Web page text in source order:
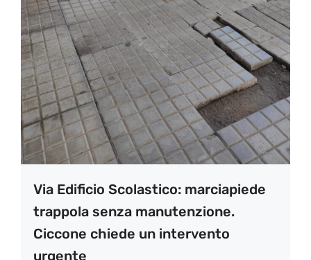
Via Edificio Scolastico: marciapiede
trappola senza manutenzione.
Ciccone chiede un intervento
urgente